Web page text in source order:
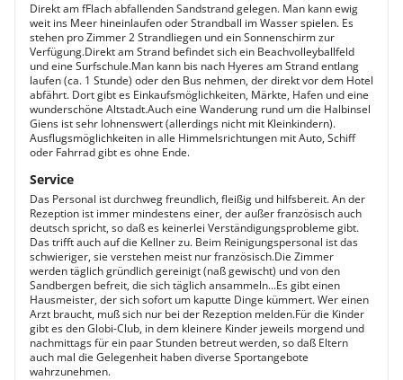
Direkt am fFlach abfallenden Sandstrand gelegen. Man kann ewig
weit ins Meer hineinlaufen oder Strandball im Wasser spielen. Es
stehen pro Zimmer 2 Strandliegen und ein Sonnenschirm zur
Verfügung.Direkt am Strand befindet sich ein Beachvolleyballfeld
und eine Surfschule.Man kann bis nach Hyeres am Strand entlang
laufen (ca. 1 Stunde) oder den Bus nehmen, der direkt vor dem Hotel
abfährt. Dort gibt es Einkaufsmöglichkeiten, Märkte, Hafen und eine
wunderschöne Altstadt.Auch eine Wanderung rund um die Halbinsel
Giens ist sehr lohnenswert (allerdings nicht mit Kleinkindern).
Ausflugsmöglichkeiten in alle Himmelsrichtungen mit Auto, Schiff
oder Fahrrad gibt es ohne Ende.
Service
Das Personal ist durchweg freundlich, fleißig und hilfsbereit. An der
Rezeption ist immer mindestens einer, der außer französisch auch
deutsch spricht, so daß es keinerlei Verständigungsprobleme gibt.
Das trifft auch auf die Kellner zu. Beim Reinigungspersonal ist das
schwieriger, sie verstehen meist nur französisch.Die Zimmer
werden täglich gründlich gereinigt (naß gewischt) und von den
Sandbergen befreit, die sich täglich ansammeln...Es gibt einen
Hausmeister, der sich sofort um kaputte Dinge kümmert. Wer einen
Arzt braucht, muß sich nur bei der Rezeption melden.Für die Kinder
gibt es den Globi-Club, in dem kleinere Kinder jeweils morgend und
nachmittags für ein paar Stunden betreut werden, so daß Eltern
auch mal die Gelegenheit haben diverse Sportangebote
wahrzunehmen.